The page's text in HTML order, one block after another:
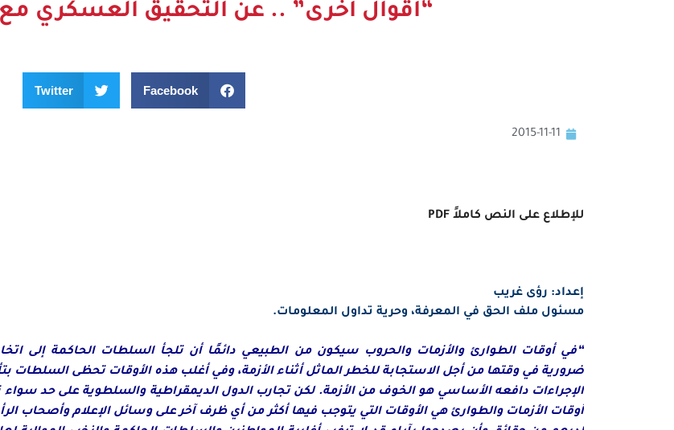
“أقوال أخرى” .. عن التحقيق العسكري
Facebook
Twitter
2015-11-11
للإطلاع على النص كاملاً PDF
إعداد: رؤى غريب
مسئول ملف الحق في المعرفة، وحرية تداول المعلومات.
“في أوقات الطوارئ والأزمات والحروب سيكون من الطبيعي دائمًا أن تلجأ السلطات الحاكمة إلى
ضرورية في وقتها من أجل الاستجابة للخطر الماثل أثناء الأزمة، وفي أغلب هذه الأوقات تحظى السلطات
الإجراءات دافعه الأساسي هو الخوف من الأزمة. لكن تجارب الدول الديمقراطية والسلطوية على حد سواء
أوقات الأزمات والطوارئ هي الأوقات التي يتوجب فيها أكثر من أي ظرف آخر على وسائل الإعلام وأصحاب